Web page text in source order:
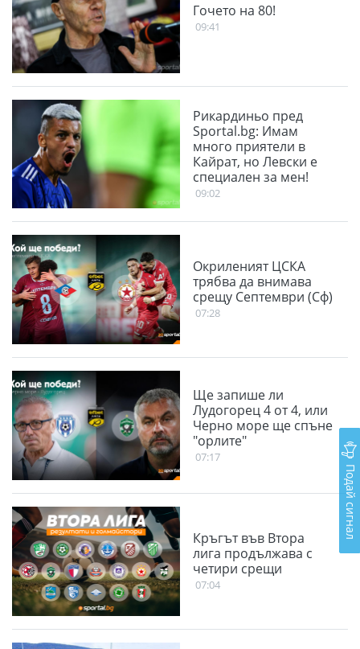
Гочето на 80!
09:41
Рикардиньо пред
Sportal.bg: Имам
много приятели в
Кайрат, но Левски е
специален за мен!
09:02
Окриленият ЦСКА
трябва да внимава
срещу Септември (Сф)
07:28
Ще запише ли
Лудогорец 4 от 4, или
Черно море ще спъне
"орлите"
07:17
Кръгът във Втора
лига продължава с
четири срещи
07:04
Подай сигнал